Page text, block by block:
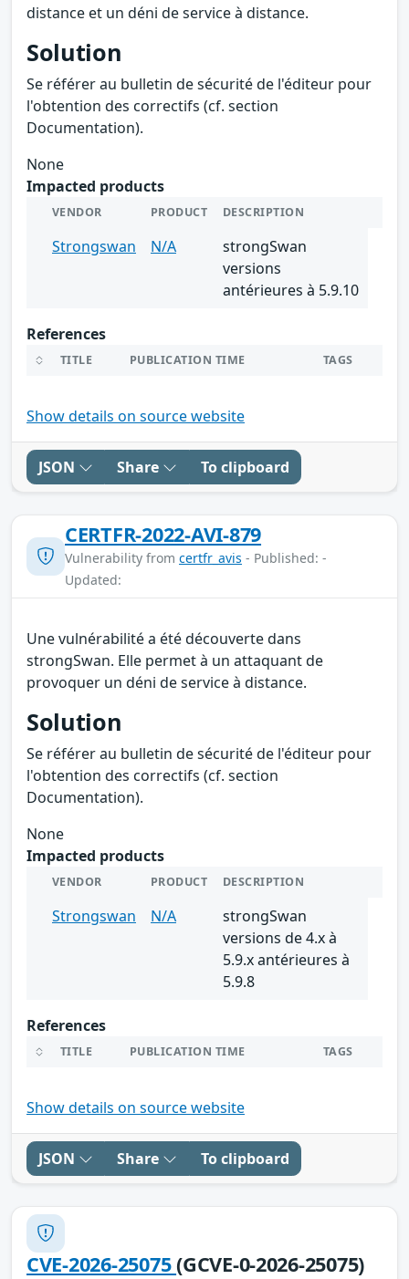
distance et un déni de service à distance.
Solution
Se référer au bulletin de sécurité de l'éditeur pour
l'obtention des correctifs (cf. section
Documentation).
None
Impacted products
VENDOR PRODUCT DESCRIPTION
Strongswan N/A
strongSwan
versions
antérieures à 5.9.10
References
TITLE PUBLICATION TIME TAGS
Show details on source website
JSON Share To clipboard
CERTFR-2022-AVI-879
Vulnerability from certfr_avis - Published: -
Updated:
Une vulnérabilité a été découverte dans
strongSwan. Elle permet à un attaquant de
provoquer un déni de service à distance.
Solution
Se référer au bulletin de sécurité de l'éditeur pour
l'obtention des correctifs (cf. section
Documentation).
None
Impacted products
VENDOR PRODUCT DESCRIPTION
Strongswan N/A
strongSwan
versions de 4.x à
5.9.x antérieures à
5.9.8
References
TITLE PUBLICATION TIME TAGS
Show details on source website
JSON Share To clipboard
CVE-2026-25075(GCVE-0-2026-25075)